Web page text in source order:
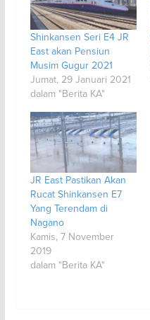
Shinkansen Seri E4 JR
East akan Pensiun
Musim Gugur 2021
Jumat, 29 Januari 2021
dalam "Berita KA"
JR East Pastikan Akan
Rucat Shinkansen E7
Yang Terendam di
Nagano
Kamis, 7 November
2019
dalam "Berita KA"